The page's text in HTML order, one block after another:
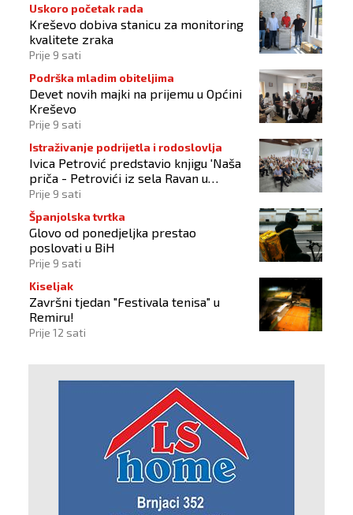
Uskoro početak rada
Kreševo dobiva stanicu za monitoring
kvalitete zraka
Prije 9 sati
Podrška mladim obiteljima
Devet novih majki na prijemu u Općini
Kreševo
Prije 9 sati
Istraživanje podrijetla i rodoslovlja
Ivica Petrović predstavio knjigu 'Naša
priča - Petrovići iz sela Ravan u
Busovači'
Prije 9 sati
Španjolska tvrtka
Glovo od ponedjeljka prestao
poslovati u BiH
Prije 9 sati
Kiseljak
Završni tjedan "Festivala tenisa" u
Remiru!
Prije 12 sati